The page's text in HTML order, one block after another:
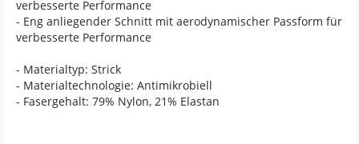
verbesserte Performance
- Eng anliegender Schnitt mit aerodynamischer Passform für
verbesserte Performance
- Materialtyp: Strick
- Materialtechnologie: Antimikrobiell
- Fasergehalt: 79% Nylon, 21% Elastan